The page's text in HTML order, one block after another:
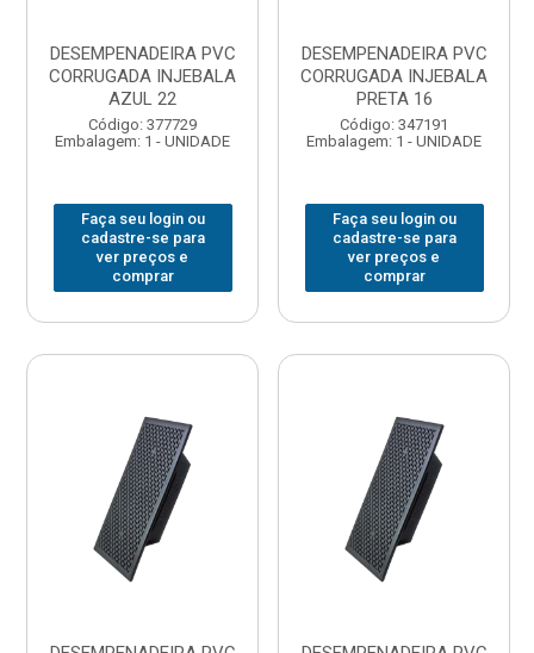
DESEMPENADEIRA PVC
CORRUGADA INJEBALA
AZUL 22
Código: 377729
Embalagem: 1 - UNIDADE
Faça seu login ou
cadastre-se para
ver preços e
comprar
DESEMPENADEIRA PVC
CORRUGADA INJEBALA
PRETA 16
Código: 347191
Embalagem: 1 - UNIDADE
Faça seu login ou
cadastre-se para
ver preços e
comprar